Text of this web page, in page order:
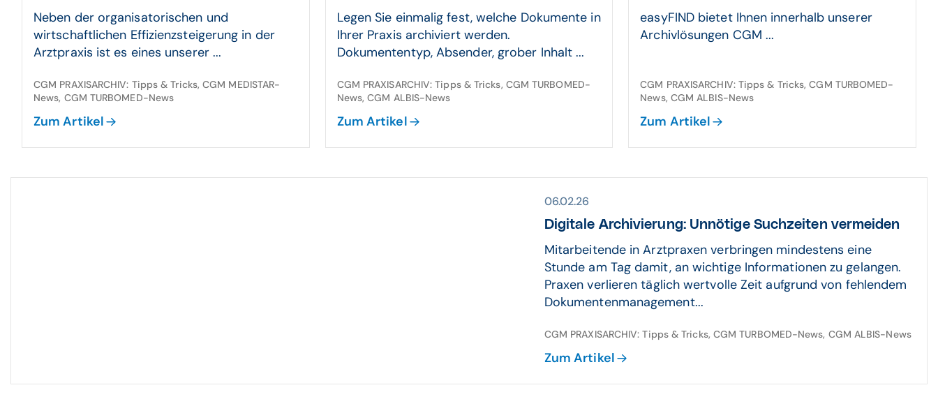
Neben der organisatorischen und
wirtschaftlichen Effizienzsteigerung in der
Arztpraxis ist es eines unserer ...
CGM PRAXISARCHIV: Tipps & Tricks, CGM MEDISTAR-
News, CGM TURBOMED-News
Zum Artikel
Legen Sie einmalig fest, welche Dokumente in
Ihrer Praxis archiviert werden.
Dokumententyp, Absender, grober Inhalt ...
CGM PRAXISARCHIV: Tipps & Tricks, CGM TURBOMED-
News, CGM ALBIS-News
Zum Artikel
easyFIND bietet Ihnen innerhalb unserer
Archivlösungen CGM ...
CGM PRAXISARCHIV: Tipps & Tricks, CGM TURBOMED-
News, CGM ALBIS-News
Zum Artikel
06.02.26
Digitale Archivierung: Unnötige Suchzeiten vermeiden
Mitarbeitende in Arztpraxen verbringen mindestens eine
Stunde am Tag damit, an wichtige Informationen zu gelangen.
Praxen verlieren täglich wertvolle Zeit aufgrund von fehlendem
Dokumentenmanagement...
CGM PRAXISARCHIV: Tipps & Tricks, CGM TURBOMED-News, CGM ALBIS-News
Zum Artikel